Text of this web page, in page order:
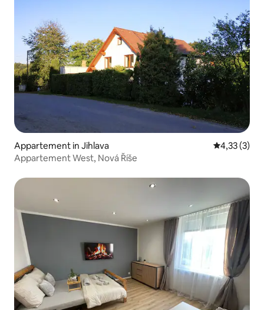
Appartement in Jihlava
4,33 (3)
Appartement West, Nová Říše